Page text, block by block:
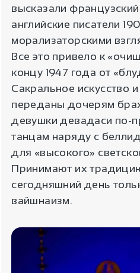
высказали
английские писатели
морализаторскими
Все это привело к
концу 1947 года от
Сакральное искусство
переданы дочерям
девушки девадаси по-
танцам наряду с
для «высокого»
Принимают их
сегодняшний день
вайшнаизм.